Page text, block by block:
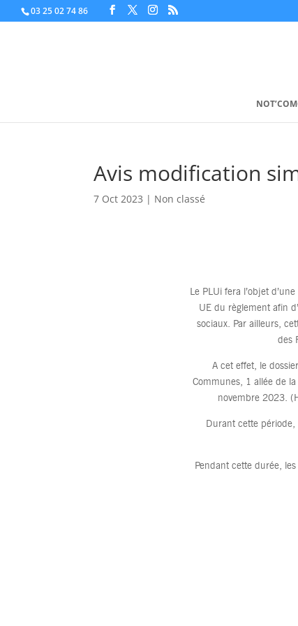
03 25 02 74 86
Avis modification
7 Oct 2023 | Non classé
Le PLUi fera l’objet
UE du règlement afin
sociaux. Par ailleurs,
des
A cet effet, le
Communes, 1 allée de
novembre 2023.
Durant cette
Pendant cette durée,